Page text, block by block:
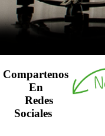
Compartenos
En
Redes
Sociales